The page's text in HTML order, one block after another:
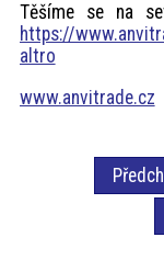
Těšíme se na
https://
altro
www.anvitrade.cz